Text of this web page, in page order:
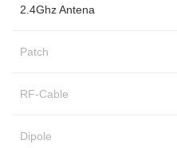
2.4Ghz Antena
Patch
RF-Cable
Dipole